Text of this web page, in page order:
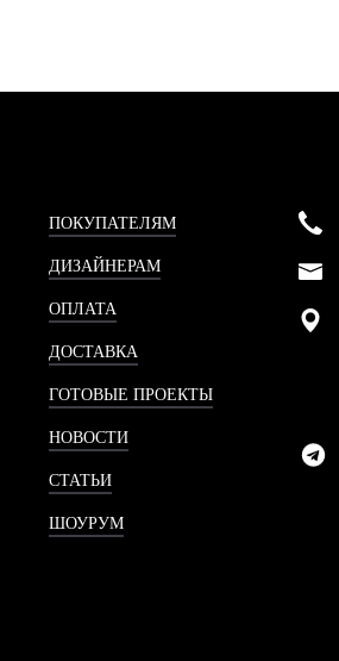
ПОКУПАТЕЛЯМ
ДИЗАЙНЕРАМ
ОПЛАТА
ДОСТАВКА
ГОТОВЫЕ ПРОЕКТЫ
НОВОСТИ
СТАТЬИ
ШОУРУМ